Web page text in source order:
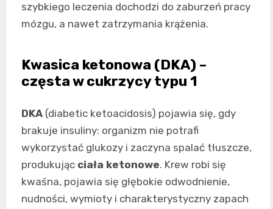
szybkiego leczenia dochodzi do zaburzeń pracy
mózgu, a nawet zatrzymania krążenia.
Kwasica ketonowa (DKA) –
częsta w cukrzycy typu 1
DKA (diabetic ketoacidosis) pojawia się, gdy
brakuje insuliny: organizm nie potrafi
wykorzystać glukozy i zaczyna spalać tłuszcze,
produkując ciała ketonowe. Krew robi się
kwaśna, pojawia się głębokie odwodnienie,
nudności, wymioty i charakterystyczny zapach